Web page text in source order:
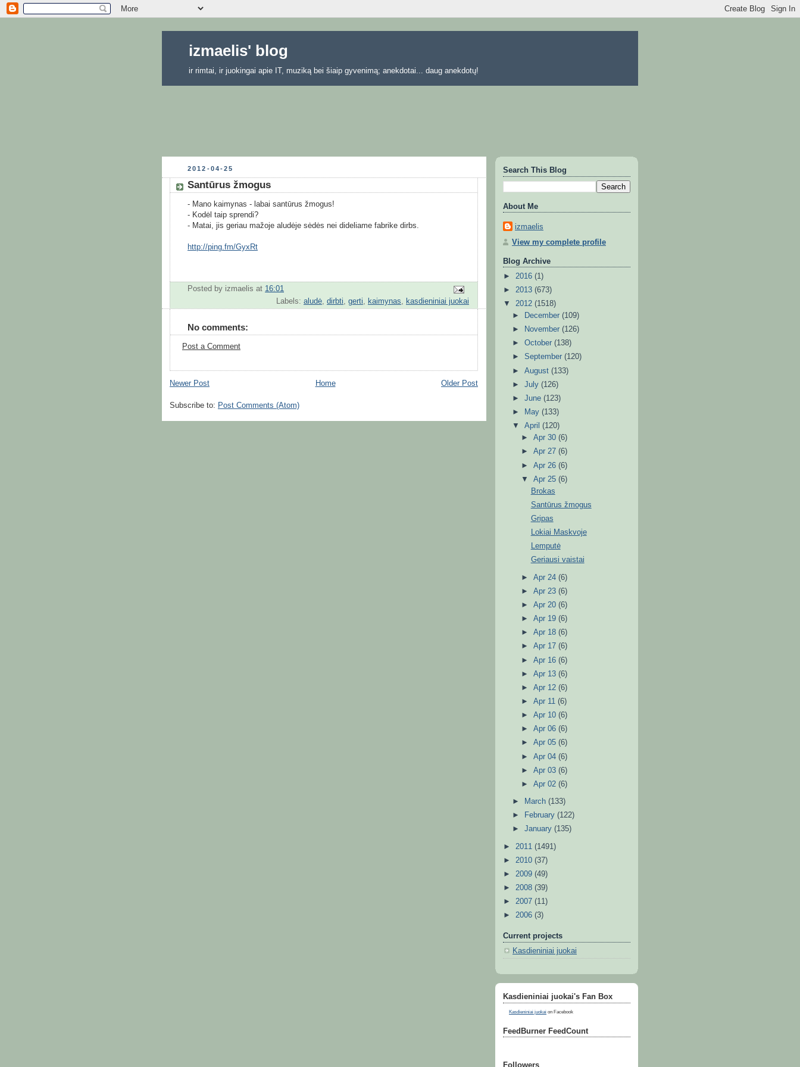
izmaelis' blog
ir rimtai, ir juokingai apie IT, muziką bei šiaip gyvenimą; anekdotai... daug anekdotų!
2012-04-25
Santūrus žmogus
- Mano kaimynas - labai santūrus žmogus!
- Kodėl taip sprendi?
- Matai, jis geriau mažoje aludėje sėdės nei dideliame fabrike dirbs.
http://ping.fm/GyxRt
Posted by izmaelis at 16:01
Labels: aludė dirbti gerti kaimynas kasdieniniai juokai
No comments:
Post a Comment
Newer Post Older Post
Home
Subscribe to: Post Comments (Atom)
Search This Blog
About Me
izmaelis
View my complete profile
Blog Archive
► 2016 (1)
► 2013 (673)
▼ 2012 (1518)
►
December(109)
►
November(126)
►October(138)
►September(120)
►August(133)
►July(126)
►June(123)
►
May(133)
▼April(120)
►Apr 30(6)
►Apr 27(6)
►Apr 26(6)
▼Apr 25(6)
Brokas
Santūrus žmogus
Gripas
Lokiai Maskvoje
Lemputė
Geriausi vaistai
►Apr 24(6)
►Apr 23(6)
►Apr 20(6)
►Apr 19(6)
►Apr 18(6)
►Apr 17(6)
►Apr 16(6)
►Apr 13(6)
►Apr 12(6)
►Apr 11(6)
►Apr 10(6)
►Apr 06(6)
►Apr 05(6)
►Apr 04(6)
►Apr 03(6)
►Apr 02(6)
► March(133)
►
February(122)
►January(135)
► 2011 (1491)
► 2010 (37)
► 2009 (49)
► 2008 (39)
► 2007 (11)
► 2006 (3)
Current projects
Kasdieniniai juokai
Kasdieniniai juokai's Fan Box
Kasdieniniai juokai on Facebook
FeedBurner FeedCount
Followers